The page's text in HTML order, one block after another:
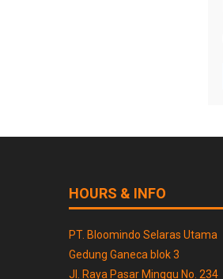
HOURS & INFO
PT. Bloomindo Selaras Utama
Gedung Ganeca blok 3
Jl. Raya Pasar Minggu No. 234